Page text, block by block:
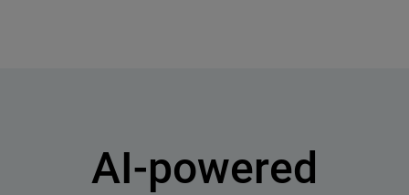
AI-powered